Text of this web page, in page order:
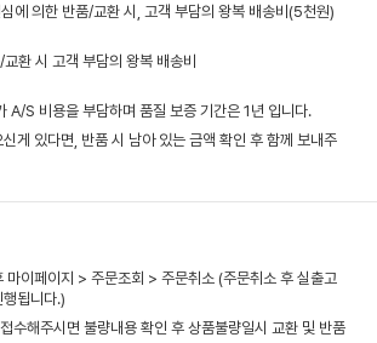
에 의한 반품/교환 시, 고객 부담의 왕복 배송비(5천원)
환 시 고객 부담의 왕복 배송비
A/S 비용을 부담하며 품질 보증 기간은 1년 입니다.
게 있다면, 반품 시 남아 있는 금액 확인 후 함께 보내주
마이페이지 > 주문조회 > 주문취소 (주문취소 후 실출고
됩니다.)
수해주시면 불량내용 확인 후 상품불량일시 교환 및 반품